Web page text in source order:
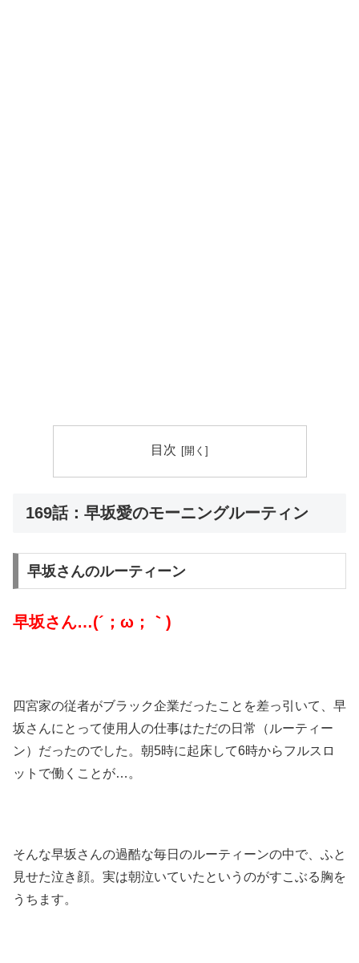
目次
169話：早坂愛のモーニングルーティン
早坂さんのルーティーン
早坂さん…(´；ω；｀)
四宮家の従者がブラック企業だったことを差っ引いて、早
坂さんにとって使用人の仕事はただの日常（ルーティー
ン）だったのでした。朝5時に起床して6時からフルスロ
ットで働くことが…。
そんな早坂さんの過酷な毎日のルーティーンの中で、ふと
見せた泣き顔。実は朝泣いていたというのがすこぶる胸を
うちます。